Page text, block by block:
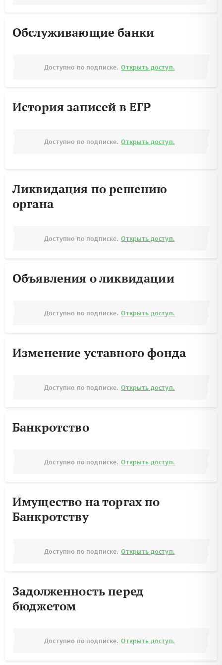
Обслуживающие банки
Доступно по подписке. Открыть доступ.
История записей в ЕГР
Доступно по подписке. Открыть доступ.
Ликвидация по решению
органа
Доступно по подписке. Открыть доступ.
Объявления о ликвидации
Доступно по подписке. Открыть доступ.
Изменение уставного фонда
Доступно по подписке. Открыть доступ.
Банкротство
Доступно по подписке. Открыть доступ.
Имущество на торгах по
Банкротству
Доступно по подписке. Открыть доступ.
Задолженность перед
бюджетом
Доступно по подписке. Открыть доступ.